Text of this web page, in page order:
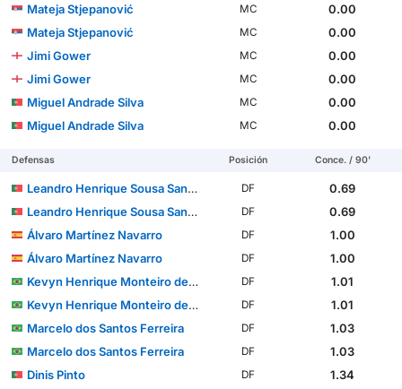
Mateja Stjepanović
MC
0.00
Mateja Stjepanović
MC
0.00
Jimi Gower
MC
0.00
Jimi Gower
MC
0.00
Miguel Andrade Silva
MC
0.00
Miguel Andrade Silva
MC 0.00
Defensas Posición Conce. / 90'
Leandro Henrique Sousa Santos DF
0.69
Leandro Henrique Sousa Santos
DF
0.69
Álvaro Martínez Navarro
DF
1.00
Álvaro Martínez Navarro
DF
1.00
Kevyn Henrique Monteiro de Souza
DF
1.01
Kevyn Henrique Monteiro de Souza
DF
1.01
Marcelo dos Santos Ferreira
DF
1.03
Marcelo dos Santos Ferreira
DF
1.03
Dinis Pinto
DF
1.34